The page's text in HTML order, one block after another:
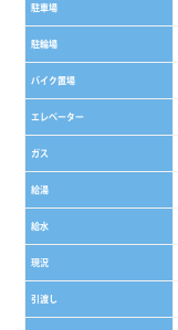
駐車場
駐輪場
バイク置場
エレベーター
ガス
給湯
給水
現況
引渡し